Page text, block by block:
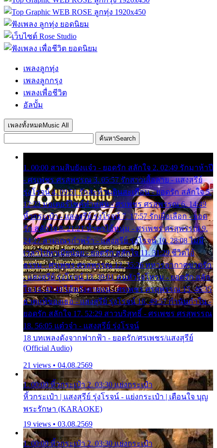
เพลงลูกทุ่ง
เพลงลูกกรุง
เพลงเพื่อชีวิต
อัลบั้ม
เพลงทั้งหมด Music All
ค้นหาSearch
1. 00:00 สามสิบยังแจ๋ว - ยอดรัก สลักใจ 2. 02:49 รักมาห้าปี
- ศรเพชร ศรสุพรรณ 3. 05:57 รักสาวเสื้อลาย - แสงสุรีย์
รุ่งโรจน์ 4. 09:51 รักสะท้านดินสะเทือน - ยอดรัก สลักใจ 5.
12:23 มอเตอร์ไซค์ทำหล่น - ศรเพชร ศรสุพรรณ 6. 14:49
หิ้วกระเป๋า - แสงสุรีย์ รุ่งโรจน์ 7. 17:57 รักเผื่อเลือก - ยอด
รัก สลักใจ 8. 21:21 น้ำตาไอ้หนุ่ม - ศรเพชร ศรสุพรรณ 9.
24:27 สามเณรกำพร้า - แสงสุรีย์ รุ่งโรจน์ 10. 28:08 ไม่มี
เวลาไปหาเมียน้อย - ยอดรัก สลักใจ 11. 31:29 ชีวิตไอ้
ธรรม - ศรเพชร ศรสุพรรณ 12. 35:26 ทหารอากาศขาดรัก
- แสงสุรีย์ รุ่งโรจน์ 13. 39:01 คนหัวใจโทรม - ยอดรัก สลัก
ใจ 14. 42:49 ไอ้หวังตายแน่ - ศรเพชร ศรสุพรรณ 15. 46:35
ธาตุแท้ของเธอ - แสงสุรีย์ รุ่งโรจน์ 16. 49:57 กำนันกำใน -
ยอดรัก สลักใจ 17. 52:29 สาวบริสุทธิ์ - ศรเพชร ศรสุพรรณ
18. 56:05 แต๋วจ๋า - แสงสุรีย์ รุ่งโรจน์
18 บทเพลงดังจากฟากฟ้า - ยอดรัก/ศรเพชร/แสงสุรีย์
(Official Audio)
21 views • 04.08.2569
1. 00:00 หิ้วกระเป๋า 2. 03:30 แย่งกระเป๋า
หิ้วกระเป๋า | แสงสุรีย์ รุ่งโรจน์ - แย่งกระเป๋า | เตือนใจ บุญ
พระรักษา (KARAOKE)
19 views • 03.08.2569
1. 00:00 หิ้วกระเป๋า 2. 03:30 แย่งกระเป๋า